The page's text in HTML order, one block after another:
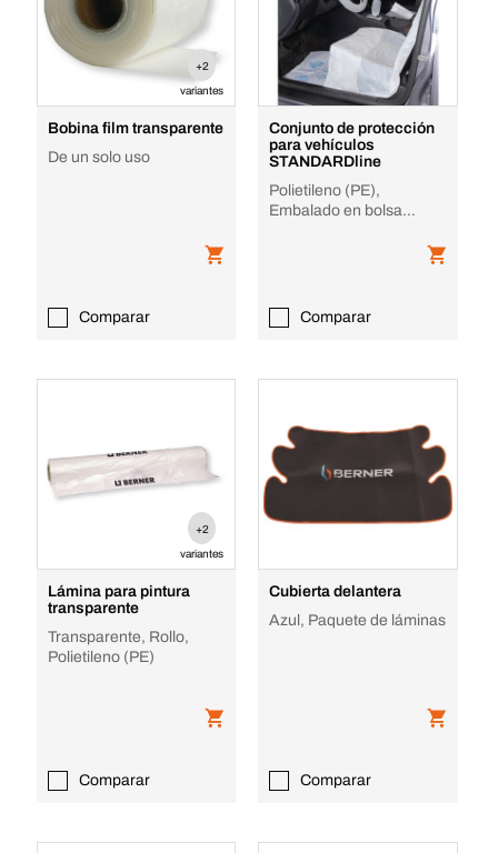
+2
variantes
Bobina film transparente
De un solo uso
Comparar
Conjunto de protección
para vehículos
STANDARDline
Polietileno (PE),
Embalado en bolsa
Comparar
+2
variantes
Lámina para pintura
transparente
Transparente, Rollo,
Polietileno (PE)
Comparar
Cubierta delantera
Azul, Paquete de láminas
Comparar